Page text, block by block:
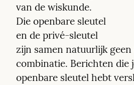
van de wiskunde.
Die openbare sleutel
en de privé-sleutel
zijn samen natuurlijk
combinatie. Berichten die
openbare sleutel hebt